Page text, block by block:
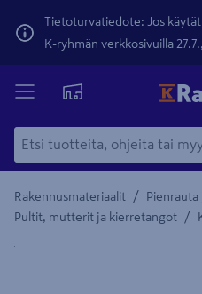
Tietoturvatiedote: Jos
K-ryhmän verkkosivuilla 27.7.,
Rakennusmateriaalit /
Pultit, mutterit ja kierretangot /
Yksityiskohtainen kuvaus